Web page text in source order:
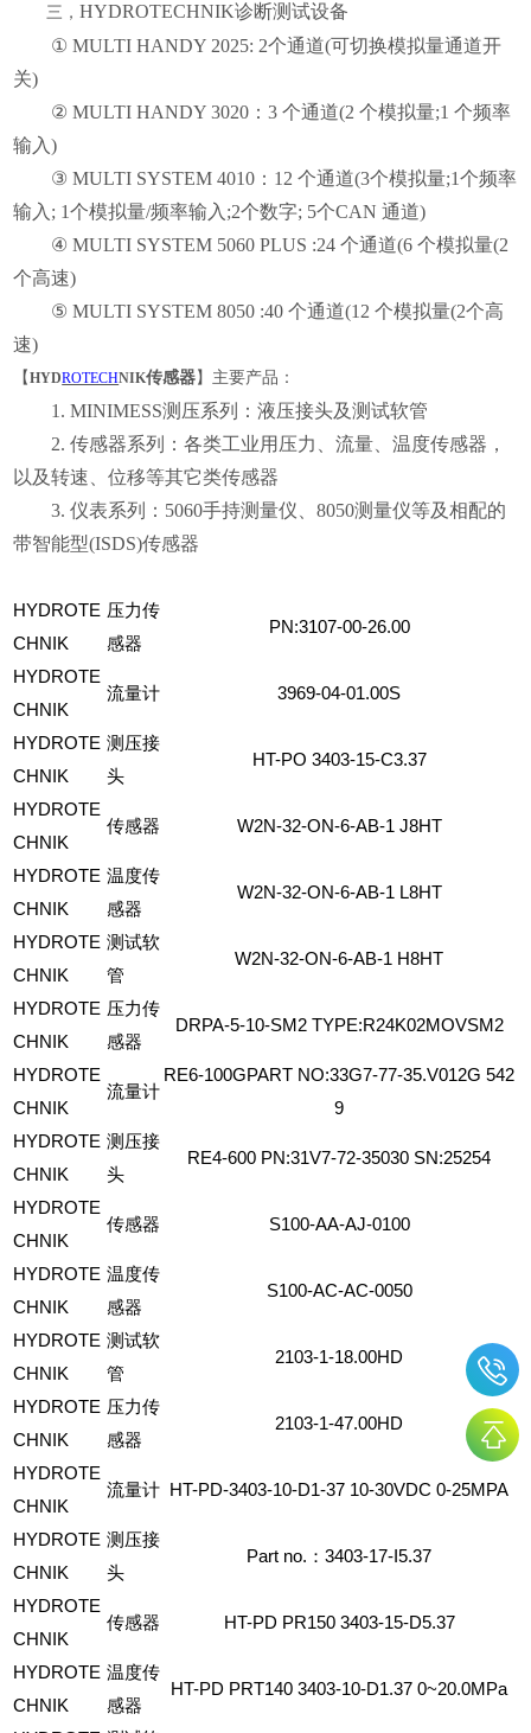
三，HYDROTECHNIK诊断测试设备
① MULTI HANDY 2025: 2个通道(可切换模拟量通道开
关)
② MULTI HANDY 3020：3 个通道(2 个模拟量;1 个频率
输入)
③ MULTI SYSTEM 4010：12 个通道(3个模拟量;1个频率
输入; 1个模拟量/频率输入;2个数字; 5个CAN 通道)
④ MULTI SYSTEM 5060 PLUS :24 个通道(6 个模拟量(2
个高速)
⑤ MULTI SYSTEM 8050 :40 个通道(12 个模拟量(2个高
速)
【HYDROTECHNIK传感器】 主要产品：
1. MINIMESS测压系列：液压接头及测试软管
2. 传感器系列：各类工业用压力、流量、温度传感器，
以及转速、位移等其它类传感器
3. 仪表系列：5060手持测量仪、8050测量仪等及相配的
带智能型(ISDS)传感器
HYDROTE
CHNIK
压力传
感器
PN:3107-00-26.00
HYDROTE
CHNIK
流量计 3969-04-01.00S
HYDROTE
CHNIK
测压接
头
HT-PO 3403-15-C3.37
HYDROTE
CHNIK
传感器 W2N-32-ON-6-AB-1 J8HT
HYDROTE
CHNIK
温度传
感器
W2N-32-ON-6-AB-1 L8HT
HYDROTE
CHNIK
测试软
管
W2N-32-ON-6-AB-1 H8HT
HYDROTE
CHNIK
压力传
感器
DRPA-5-10-SM2 TYPE:R24K02MOVSM2
HYDROTE
CHNIK
流量计
RE6-100GPART NO:33G7-77-35.V012G 542
9
HYDROTE
CHNIK
测压接
头
RE4-600 PN:31V7-72-35030 SN:25254
HYDROTE
CHNIK
传感器 S100-AA-AJ-0100
HYDROTE
CHNIK
温度传
感器
S100-AC-AC-0050
HYDROTE
CHNIK
测试软
管
2103-1-18.00HD
HYDROTE
CHNIK
压力传
感器
2103-1-47.00HD
HYDROTE
CHNIK
流量计 HT-PD-3403-10-D1-37 10-30VDC 0-25MPA
HYDROTE
CHNIK
测压接
头
Part no.：3403-17-I5.37
HYDROTE
CHNIK
传感器 HT-PD PR150 3403-15-D5.37
HYDROTE
CHNIK
温度传
感器
HT-PD PRT140 3403-10-D1.37 0~20.0MPa